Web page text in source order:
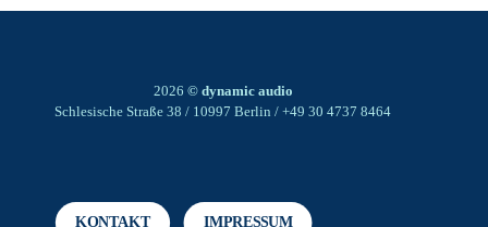
2026 © dynamic audio
Schlesische Straße 38 / 10997 Berlin / +49 30 4737 8464
KONTAKT IMPRESSUM